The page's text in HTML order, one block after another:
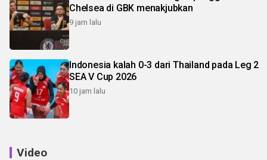
Chelsea di GBK menakjubkan
9 jam lalu
Indonesia kalah 0-3 dari Thailand pada Leg 2
SEA V Cup 2026
10 jam lalu
Video